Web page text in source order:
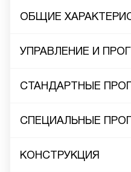
ОБЩИЕ
УПРАВЛЕНИЕ И
СТАНДАРТНЫЕ
СПЕЦИАЛЬНЫЕ
КОНСТРУКЦИЯ